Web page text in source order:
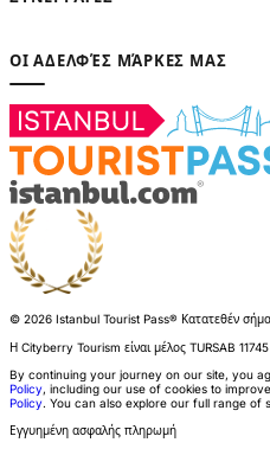
ΟΙ ΑΔΕΛΦΈΣ ΜΆΡΚΕΣ ΜΑΣ
© 2026 Istanbul Tourist Pass® Κατατεθέν σήμα
Η Cityberry Tourism είναι μέλος TURSAB 11745
By continuing your journey on our site, you
Policy, including our use of cookies to
Policy. You can also explore our full range of
Εγγυημένη ασφαλής πληρωμή